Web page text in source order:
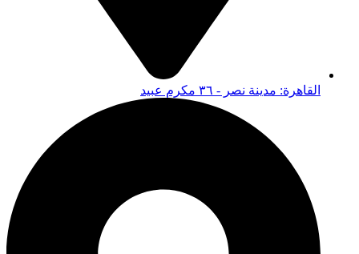
القاهرة: مدينة نصر - ٣٦ مكرم عبيد